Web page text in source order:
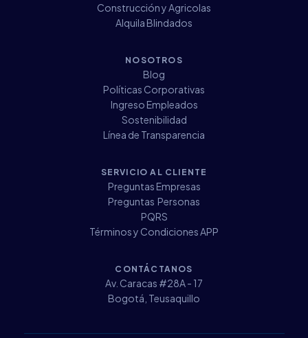
Construcción y Agricolas
Alquila Blindados
NOSOTROS
Blog
Políticas Corporativas
Ingreso Empleados
Sostenibilidad
Línea de Transparencia
SERVICIO AL CLIENTE
Preguntas Empresas
Preguntas Personas
PQRS
Términos y Condiciones APP
CONTÁCTANOS
Av. Caracas #28A - 17
Bogotá, Teusaquillo